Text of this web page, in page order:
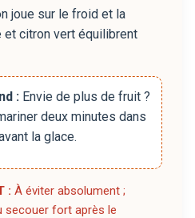
joue sur le froid et la
et citron vert équilibrent
: Envie de plus de fruit ?
deux minutes dans
la glace.
: À éviter absolument ;
secouer fort après le